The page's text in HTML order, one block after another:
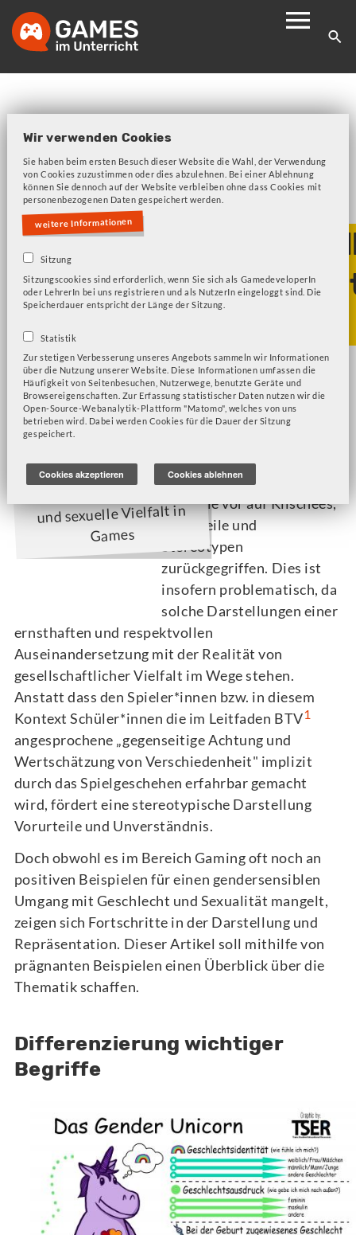
Skip
to
main
navigation
Fehlermeldung
Bitte beachten Sie unsere Frage zu Cookies!
und sexuelle
09.08.2023 - Helena Stalmach(Kontakt zur
Autor*in)& Adrian Zipfel(Kontakt zur Autor*in)
Wir verwenden Cookies
Sie haben beim ersten Besuch dieser Website die Wahl, der Verwendung
von Cookies zuzustimmen oder dies abzulehnen. Bei einer Ablehnung
können Sie dennoch auf der Website verbleiben ohne dass Cookies mit
personenbezogenen Daten gespeichert werden.
weitere Informationen
Sitzung
Sitzungscookies sind erforderlich, wenn Sie sich als GamedeveloperIn
oder LehrerIn bei uns registrieren und als NutzerIn eingeloggt sind. Die
Speicherdauer entspricht der Länge der Sitzung.
Statistik
Zur stetigen Verbesserung unseres Angebots sammeln wir Informationen
über die Nutzung unserer Website. Diese Informationen umfassen die
Häufigkeit von Seitenbesuchen, Nutzerwege, benutzte Geräte und
Browsereigenschaften. Zur Erfassung statistischer Daten nutzen wir die
Open-Source-Webanalytik-Plattform "Matomo", welches von uns
betrieben wird. Dabei werden Cookies für die Dauer der Sitzung
gespeichert.
Cookies akzeptieren Cookies ablehnen
Geschlechterdarstellung
und sexuelle Vielfalt in
Games
Darstellung von
Geschlecht und Sexualität
nach wie vor auf Klischees,
Vorurteile und
Stereotypen
zurückgegriffen. Dies ist
insofern problematisch, da
solche Darstellungen einer
ernsthaften und respektvollen
Auseinandersetzung mit der Realität von
gesellschaftlicher Vielfalt im Wege stehen.
Anstatt dass den Spieler*innen bzw. in diesem
Kontext Schüler*innen die im Leitfaden BTV1
angesprochene „gegenseitige Achtung und
Wertschätzung von Verschiedenheit" implizit
durch das Spielgeschehen erfahrbar gemacht
wird, fördert eine stereotypische Darstellung
Vorurteile und Unverständnis.
Doch obwohl es im Bereich Gaming oft noch an
positiven Beispielen für einen gendersensiblen
Umgang mit Geschlecht und Sexualität mangelt,
zeigen sich Fortschritte in der Darstellung und
Repräsentation. Dieser Artikel soll mithilfe von
prägnanten Beispielen einen Überblick über die
Thematik schaffen.
Differenzierung wichtiger
Begriffe